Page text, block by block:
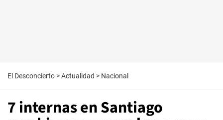
El Desconcierto >Actualidad > Nacional
7 internas en Santiago